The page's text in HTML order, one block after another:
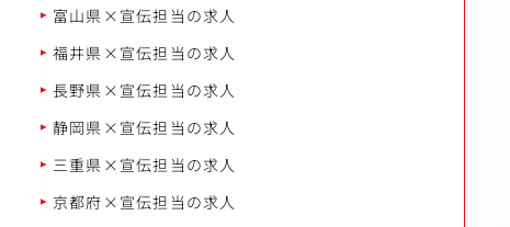
富山県×宣伝担当の求人
福井県×宣伝担当の求人
長野県×宣伝担当の求人
静岡県×宣伝担当の求人
三重県×宣伝担当の求人
京都府×宣伝担当の求人